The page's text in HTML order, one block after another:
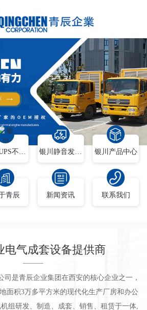
银川UPS不间断电源 银川静音发电车 银川产品中心
青辰 新闻资讯 联系我们
电气成套设备提供商
司是青辰企业集团在西安的核心企业之一，
面积3万多平方米的现代化生产厂房和办公
组研发、制造、成套、销售、租赁于一体,